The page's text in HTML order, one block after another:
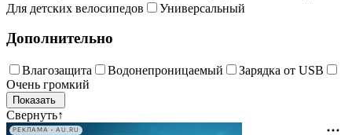
Для детских велосипедов
Универсальный
Дополнительно
Влагозащита Водонепроницаемый
Зарядка от USB
Очень громкий
Свернуть↑
РЕКЛАМА • AU.RU